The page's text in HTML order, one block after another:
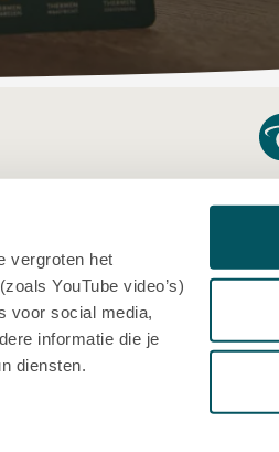
vergroten het
YouTube video’s)
voor social media,
informatie die je
diensten.